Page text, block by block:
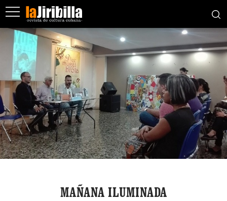
MAÑANA ILUMINADA